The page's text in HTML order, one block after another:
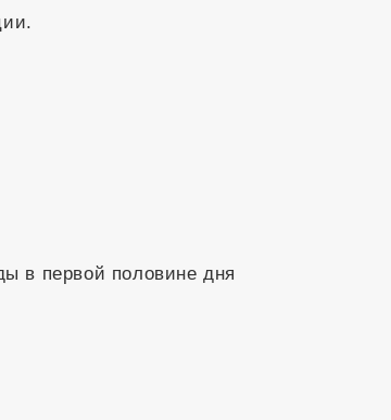
в первой половине дня